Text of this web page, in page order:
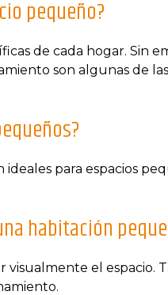
pequeño?
de cada hogar. Sin
son algunas de
para espacios
habitación
visualmente el